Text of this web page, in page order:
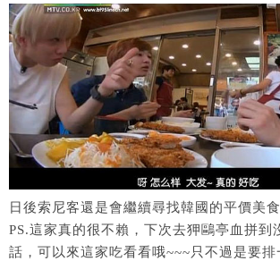
日後索尼客還是會繼續尋找韓國的平價美
PS.這家真的很不賴，下次去狎鷗亭血拼到
話，可以來這家吃看看哦~~~只不過是要排